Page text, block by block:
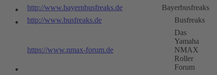
http://www.bayernbusfreaks.de
Bayerbusfreaks
http://www.busfreaks.de
Busfreaks
https://www.nmax-forum.de
Das
Yamaha
NMAX
Roller
Forum